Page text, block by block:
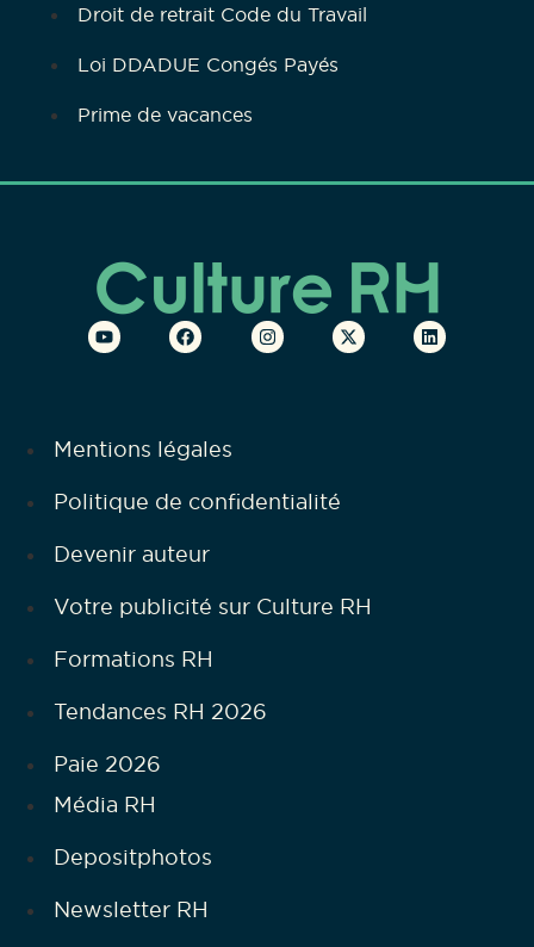
Droit de retrait Code du Travail
Loi DDADUE Congés Payés
Prime de vacances
Mentions légales
Politique de confidentialité
Devenir auteur
Votre publicité sur Culture RH
Formations RH
Tendances RH 2026
Paie 2026
Média RH
Depositphotos
Newsletter RH